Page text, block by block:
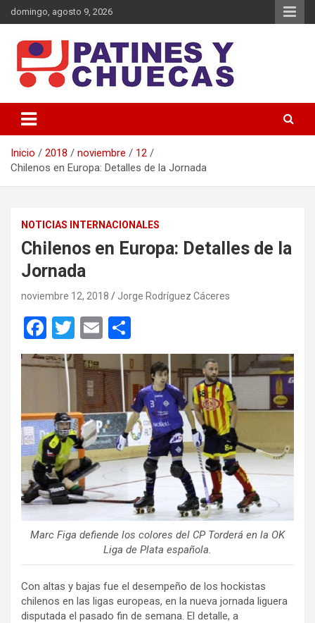
Saltar
al
domingo, agosto 9, 2026
Patines y Chuecas
Inicio 2018 noviembre
12
Chilenos en Europa: Detalles de la Jornada
NOTICIAS INTERNACIONALES
Chilenos en Europa: Detalles de la
Jornada
noviembre 12, 2018 Jorge Rodríguez Cáceres
F
a
ce
o
o
k
T
wi
tt
er
E
m
ail
o
m
p
ar
tir
Marc Figa defiende los colores del CP Torderá en la OK
Liga de Plata española.
Con altas y bajas fue el desempeño de los hockistas
chilenos en las ligas europeas, en la nueva jornada liguera
disputada el pasado fin de semana. El detalle, a